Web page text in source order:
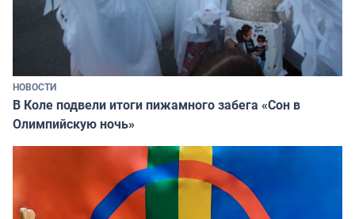
НОВОСТИ
В Коле подвели итоги пижамного забега «Сон в
Олимпийскую ночь»